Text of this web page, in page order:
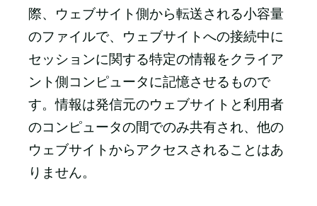
際、ウェブサイト側から転送される小容量
のファイルで、ウェブサイトへの接続中に
セッションに関する特定の情報をクライア
ント側コンピュータに記憶させるもので
す。情報は発信元のウェブサイトと利用者
のコンピュータの間でのみ共有され、他の
ウェブサイトからアクセスされることはあ
りません。